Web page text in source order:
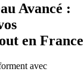
Avancé :
en France
avec